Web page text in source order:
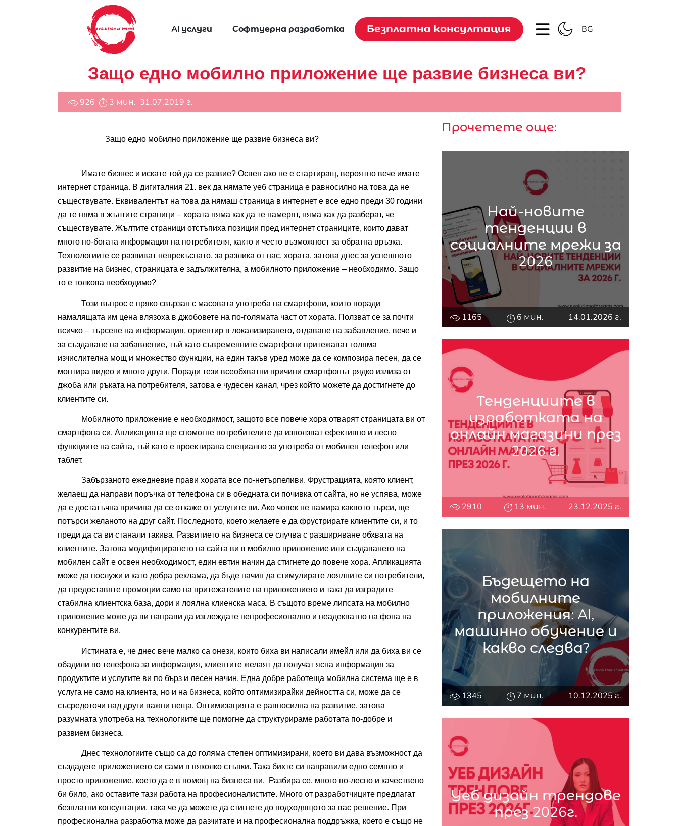
AI услуги Софтуерна разработка Безплатна консултация BG
Защо едно мобилно приложение ще развие бизнеса ви?
926 3 мин. 31.07.2019 г.
Защо едно мобилно приложение ще развие бизнеса ви?
Имате бизнес и искате той да се развие? Освен ако не е стартиращ, вероятно вече имате
интернет страница. В дигиталния 21. век да нямате уеб страница е равносилно на това да не
съществувате. Еквивалентът на това да нямаш страница в интернет е все едно преди 30 години
да те няма в жълтите страници – хората няма как да те намерят, няма как да разберат, че
съществувате. Жълтите страници отстъпиха позиции пред интернет страниците, които дават
много по-богата информация на потребителя, както и често възможност за обратна връзка.
Технологиите се развиват непрекъснато, за разлика от нас, хората, затова днес за успешното
развитие на бизнес, страницата е задължителна, а мобилното приложение – необходимо. Защо
то е толкова необходимо?
Този въпрос е пряко свързан с масовата употреба на смартфони, които поради
намалящата им цена влязоха в джобовете на по-голямата част от хората. Ползват се за почти
всичко – търсене на информация, ориентир в локализирането, отдаване на забавление, вече и
за създаване на забавление, тъй като съвременните смартфони притежават голяма
изчислителна мощ и множество функции, на един такъв уред може да се композира песен, да се
монтира видео и много други. Поради тези всеобхватни причини смартфонът рядко излиза от
джоба или ръката на потребителя, затова е чудесен канал, чрез който можете да достигнете до
клиентите си.
Мобилното приложение е необходимост, защото все повече хора отварят страницата ви от
смартфона си. Апликацията ще спомогне потребителите да използват ефективно и лесно
функциите на сайта, тъй като е проектирана специално за употреба от мобилен телефон или
таблет.
Забързаното ежедневие прави хората все по-нетърпеливи. Фрустрацията, която клиент,
желаещ да направи поръчка от телефона си в обедната си почивка от сайта, но не успява, може
да е достатъчна причина да се откаже от услугите ви. Ако човек не намира каквото търси, ще
потърси желаното на друг сайт. Последното, което желаете е да фрустрирате клиентите си, и то
преди да са ви станали такива. Развитието на бизнеса се случва с разширяване обхвата на
клиентите. Затова модифицирането на сайта ви в мобилно приложение или създаването на
мобилен сайт е освен необходимост, един евтин начин да стигнете до повече хора. Апликацията
може да послужи и като добра реклама, да бъде начин да стимулирате лоялните си потребители,
да предоставяте промоции само на притежателите на приложението и така да изградите
стабилна клиентска база, дори и лоялна клиенска маса. В същото време липсата на мобилно
приложение може да ви направи да изглеждате непрофесионално и неадекватно на фона на
конкурентите ви.
Истината е, че днес вече малко са онези, които биха ви написали имейл или да биха ви се
обадили по телефона за информация, клиентите желаят да получат ясна информация за
продуктите и услугите ви по бърз и лесен начин. Една добре работеща мобилна система ще е в
услуга не само на клиента, но и на бизнеса, който оптимизирайки дейността си, може да се
съсредоточи над други важни неща. Оптимизацията е равносилна на развитие, затова
разумната употреба на технологиите ще помогне да структурираме работата по-добре и
развием бизнеса.
Днес технологиите също са до голяма степен оптимизирани, което ви дава възможност да
създадете приложението си сами в няколко стъпки. Така бихте си направили едно семпло и
просто приложение, което да е в помощ на бизнеса ви.  Разбира се, много по-лесно и качествено
би било, ако оставите тази работа на професионалистите. Много от разработчиците предлагат
безплатни консултации, така че да можете да стигнете до подходящото за вас решение. При
професионална разработка може да разчитате и на професионална поддръжка, което е също не
Прочетете още:
Най-новите
тенденции в
социалните мрежи за
2026
1165 6 мин. 14.01.2026 г.
Тенденциите в
изработката на
онлайн магазини през
2026 г.
2910 13 мин. 23.12.2025 г.
Бъдещето на
мобилните
приложения: AI,
машинно обучение и
какво следва?
1345 7 мин. 10.12.2025 г.
Уеб дизайн трендове
през 2026г.